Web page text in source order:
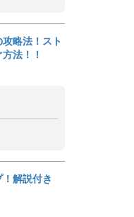
略法！スト
法！！
解説付き